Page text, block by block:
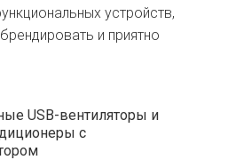
устройств,
и приятно
USB-вентиляторы и
с